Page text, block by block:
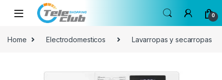
Skip to navigation
Skip to content
0
Home Electrodomesticos Lavarropas y secarropas